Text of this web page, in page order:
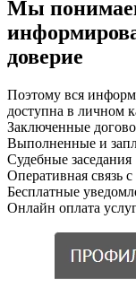
Мы
доверие
Поэтому вся
доступна в личном
Заключенные
Выполненные и
Судебные заседания
Оперативная связь
Бесплатные
Онлайн оплата